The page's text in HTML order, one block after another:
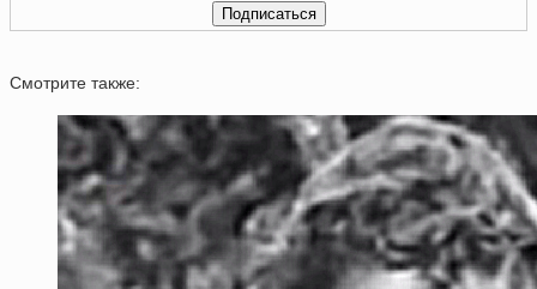
Смотрите также: